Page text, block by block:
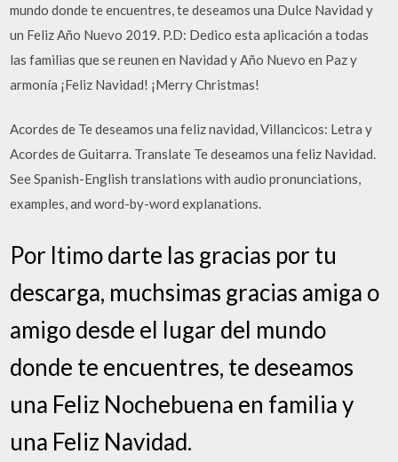
mundo donde te encuentres, te deseamos una Dulce Navidad y
un Feliz Año Nuevo 2019. P.D: Dedico esta aplicación a todas
las familias que se reunen en Navidad y Año Nuevo en Paz y
armonía ¡Feliz Navidad! ¡Merry Christmas!
Acordes de Te deseamos una feliz navidad, Villancicos: Letra y
Acordes de Guitarra. Translate Te deseamos una feliz Navidad.
See Spanish-English translations with audio pronunciations,
examples, and word-by-word explanations.
Por ltimo darte las gracias por tu
descarga, muchsimas gracias amiga o
amigo desde el lugar del mundo
donde te encuentres, te deseamos
una Feliz Nochebuena en familia y
una Feliz Navidad.